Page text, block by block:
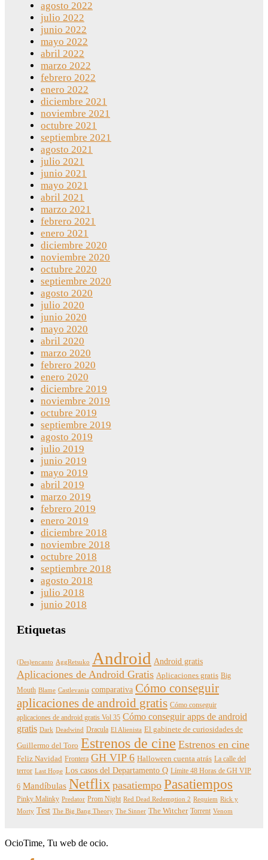
agosto 2022
julio 2022
junio 2022
mayo 2022
abril 2022
marzo 2022
febrero 2022
enero 2022
diciembre 2021
noviembre 2021
octubre 2021
septiembre 2021
agosto 2021
julio 2021
junio 2021
mayo 2021
abril 2021
marzo 2021
febrero 2021
enero 2021
diciembre 2020
noviembre 2020
octubre 2020
septiembre 2020
agosto 2020
julio 2020
junio 2020
mayo 2020
abril 2020
marzo 2020
febrero 2020
enero 2020
diciembre 2019
noviembre 2019
octubre 2019
septiembre 2019
agosto 2019
julio 2019
junio 2019
mayo 2019
abril 2019
marzo 2019
febrero 2019
enero 2019
diciembre 2018
noviembre 2018
octubre 2018
septiembre 2018
agosto 2018
julio 2018
junio 2018
Etiquetas
(Des)encanto AggRetsuko Android Android gratis
Aplicaciones de Android Gratis Aplicaciones gratis Big
Mouth Blame Castlevania comparativa Cómo conseguir
aplicaciones de android gratis Cómo conseguir
aplicaciones de android gratis Vol 35 Cómo conseguir apps de android
gratis Dark Deadwind Dracula El Alienista El gabinete de curiosidades de
Guillermo del Toro Estrenos de cine Estrenos en cine
Feliz Navidad Frontera GH VIP 6 Halloween cuenta atrás La calle del
terror Last Hope Los casos del Departamento Q Límite 48 Horas de GH VIP
6 Mandíbulas Netflix pasatiempo Pasatiempos
Pinky Malinky Predator Prom Night Red Dead Redemption 2 Requiem Rick y
Morty Test The Big Bang Theory The Sinner The Witcher Torrent Venom
OcioTime, Tu web de ocio.